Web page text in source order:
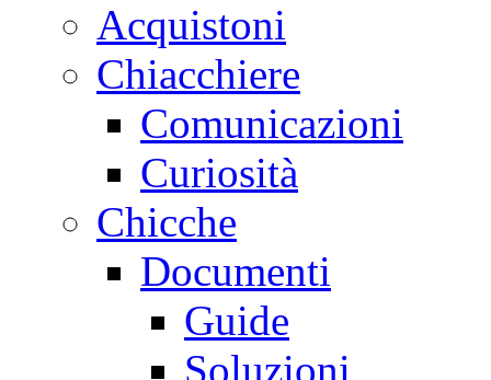
Acquistoni
Chiacchiere
Comunicazioni
Curiosità
Chicche
Documenti
Guide
Soluzioni